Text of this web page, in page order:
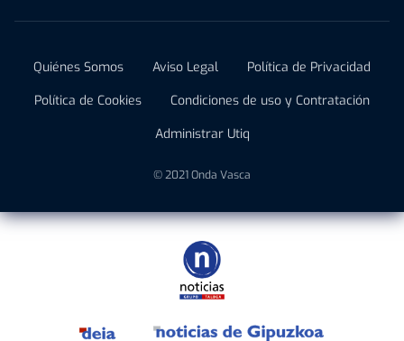
Quiénes Somos Aviso Legal
Política de Privacidad
Política de Cookies
Condiciones de uso y Contratación
Administrar Utiq
© 2021 Onda Vasca